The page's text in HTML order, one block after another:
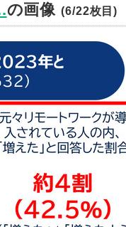
の画像(6/22枚目)